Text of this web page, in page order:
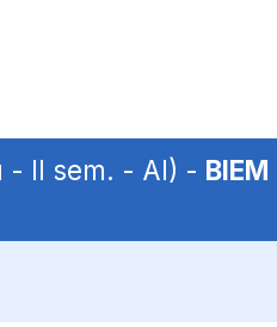
- II sem. - AI) - BIEM